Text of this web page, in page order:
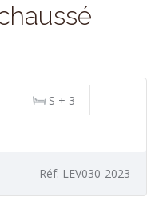
S + 3
Réf: LEV030-2023